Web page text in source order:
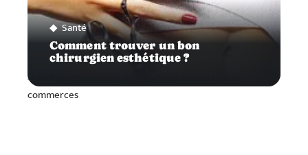
Santé
Comment trouver un bon
chirurgien esthétique ?